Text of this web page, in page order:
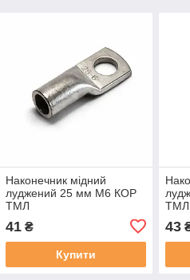
Наконечник мідний
луджений 25 мм М6 КОР
ТМЛ
41₴
Купити
ТМЛ
43